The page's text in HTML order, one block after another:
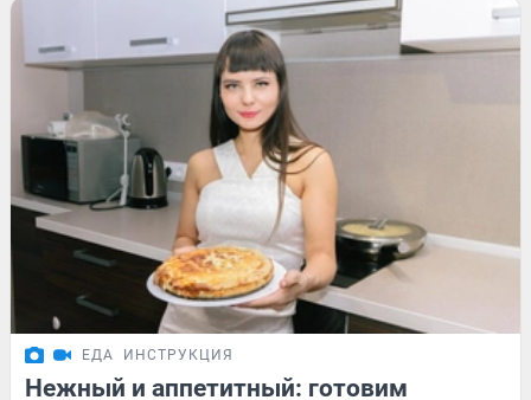
ЕДА ИНСТРУКЦИЯ
Нежный и аппетитный: готовим